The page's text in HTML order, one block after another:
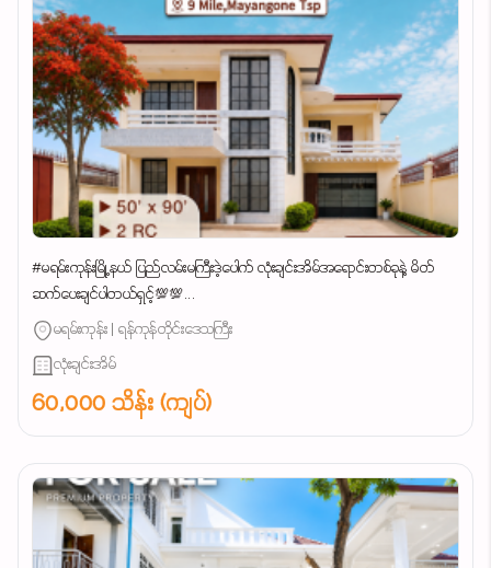
#မရမ်းကုန်းမြို့နယ် ပြည်လမ်းမကြီးဒဲ့ပေါက် လုံးချင်းအိမ်အရောင်းတစ်ခုနဲ့ မိတ်
ဆက်ပေးချင်ပါတယ်ရှင့်💯💯...
မရမ်းကုန်း | ရန်ကုန်တိုင်းဒေသကြီး
လုံးချင်းအိမ်
60,000 သိန်း (ကျပ်)